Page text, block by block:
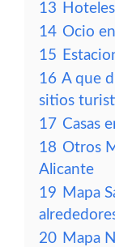
13
14 Ocio
15
16 A que
sitios
17 Casas
18 Otros
Alicante
19 Mapa
20 Mapa